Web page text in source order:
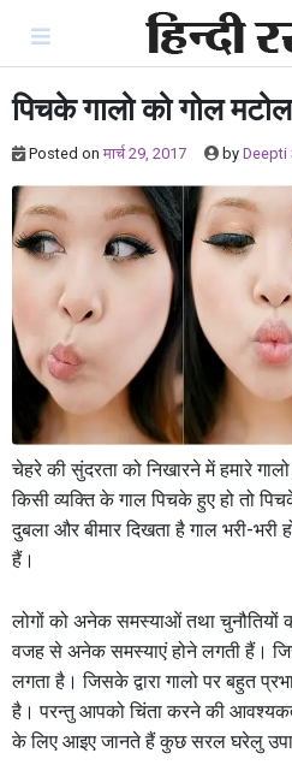
content
पिचके गालो को गोल
Posted on मार्च 29, 2017 by Deepti
चेहरे की सुंदरता को निखारने में हमारे
किसी व्यक्ति के गाल पिचके हुए हो तो
दुबला और बीमार दिखता है गाल भरी-भरी
हैं।
लोगों को अनेक समस्याओं तथा चुनौतियों
वजह से अनेक समस्याएं होने लगती हैं।
लगता है। जिसके द्वारा गालो पर बहुत
है। परन्तु आपको चिंता करने की
के लिए आइए जानते हैं कुछ सरल घरेलु